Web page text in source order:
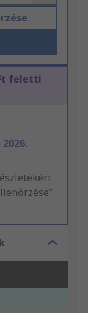
feletti
2026.